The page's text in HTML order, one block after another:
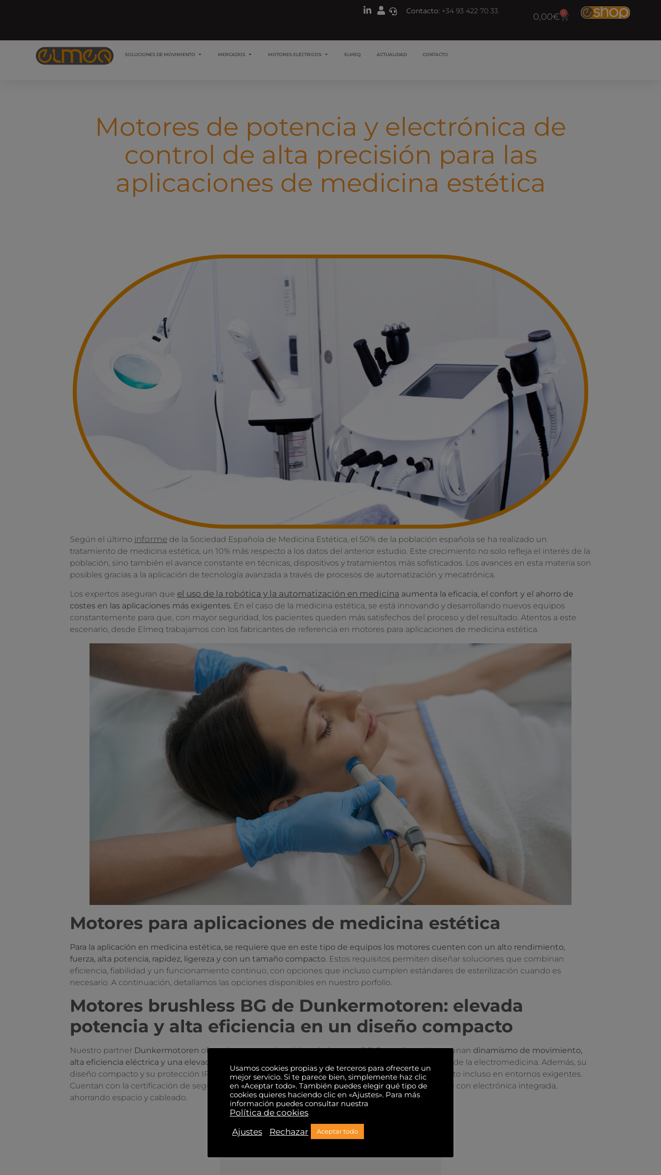
Contacto: +34 93 422 70 33
0,00€ 0
SOLUCIONES DE MOVIMIENTO MERCADOS MOTORES ELÉCTRICOS ELMEQ ACTUALIDAD CONTACTO
Motores de potencia y electrónica de
control de alta precisión para las
aplicaciones de medicina estética
Según el último informe de la Sociedad Española de Medicina Estética, el 50% de la población española se ha realizado un
tratamiento de medicina estética, un 10% más respecto a los datos del anterior estudio. Este crecimiento no solo refleja el interés de la
población, sino también el avance constante en técnicas, dispositivos y tratamientos más sofisticados. Los avances en esta materia son
posibles gracias a la aplicación de tecnología avanzada a través de procesos de automatización y mecatrónica.
Los expertos aseguran que el uso de la robótica y la automatización en medicina aumenta la eficacia, el confort y el ahorro de
costes en las aplicaciones más exigentes. En el caso de la medicina estética, se está innovando y desarrollando nuevos equipos
constantemente para que, con mayor seguridad, los pacientes queden más satisfechos del proceso y del resultado. Atentos a este
escenario, desde Elmeq trabajamos con los fabricantes de referencia en motores para aplicaciones de medicina estética.
Motores para aplicaciones de medicina estética
Para la aplicación en medicina estética, se requiere que en este tipo de equipos los motores cuenten con un alto rendimiento,
fuerza, alta potencia, rapidez, ligereza y con un tamaño compacto. Estos requisitos permiten diseñar soluciones que combinan
eficiencia, fiabilidad y un funcionamiento continuo, con opciones que incluso cumplen estándares de esterilización cuando es
necesario. A continuación, detallamos las opciones disponibles en nuestro porfolio.
Motores brushless BG de Dunkermotoren: elevada
potencia y alta eficiencia en un diseño compacto
Nuestro partner Dunkermotoren ofrece los motores brushless de la gama BG. Estos dispositivos aúnan dinamismo de movimiento,
alta eficiencia eléctrica y una elevada potencia
, siendo ideales para las aplicaciones más exigentes de la electromedicina. Además, su
diseño compacto y su protección IP contra el agua y la contaminación garantizan su funcionamiento incluso en entornos exigentes.
Cuentan con la certificación de seguridad y cumplimiento CE y UL y como ventaja pueden elegirse con electrónica integrada,
ahorrando espacio y cableado.
Usamos cookies propias y de terceros para ofrecerte un
mejor servicio. Si te parece bien, simplemente haz clic
en «Aceptar todo». También puedes elegir qué tipo de
cookies quieres haciendo clic en «Ajustes». Para más
información puedes consultar nuestra
Política de cookies
Ajustes
Rechazar Aceptar todo